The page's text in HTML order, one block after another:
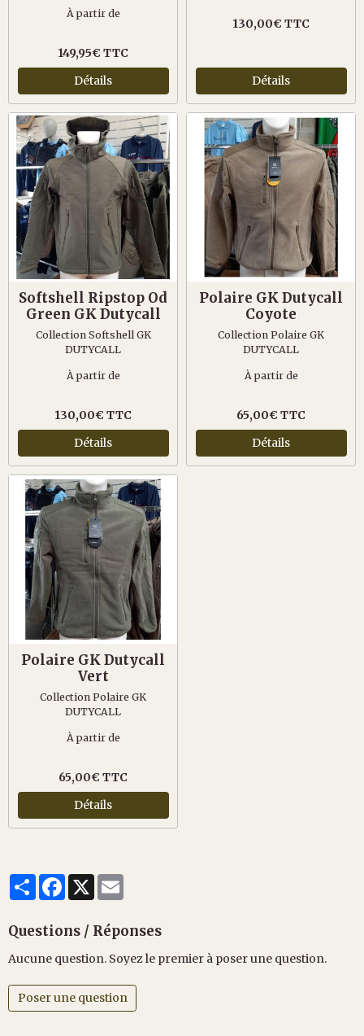
À partir de
149,95€ TTC
Détails
130,00€ TTC
Détails
Softshell Ripstop Od
Green GK Dutycall
Collection Softshell GK
DUTYCALL
À partir de
130,00€ TTC
Détails
Polaire GK Dutycall
Coyote
Collection Polaire GK
DUTYCALL
À partir de
65,00€ TTC
Détails
Polaire GK Dutycall
Vert
Collection Polaire GK
DUTYCALL
À partir de
65,00€ TTC
Détails
PartagerFacebook
X
Questions / Réponses
Aucune question. Soyez le premier à poser une question.
Poser une question